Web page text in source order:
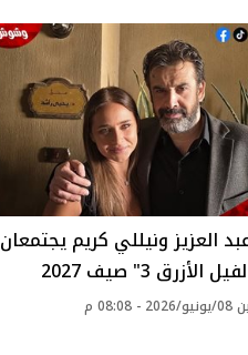
العزيز ونيللي كريم يجتمعان
3" صيف 2027
م